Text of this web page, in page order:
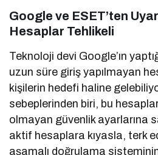
Google ve ESET’ten
Hesaplar Tehlikeli
Teknoloji devi Google’ın
uzun süre giriş yapılmayan
kişilerin hedefi haline
sebeplerinden biri, bu
olmayan güvenlik ayarlarına
aktif hesaplara kıyasla, terk
aşamalı doğrulama